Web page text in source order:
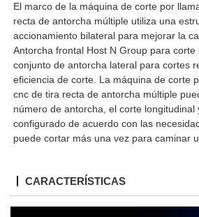
El marco de la máquina de corte por
recta de antorcha múltiple utiliza una
accionamiento bilateral para mejorar la
Antorcha frontal Host N Group para corte
conjunto de antorcha lateral para cortes
eficiencia de corte. La máquina de corte
cnc de tira recta de antorcha múltiple
número de antorcha, el corte longitudinal
configurado de acuerdo con las
puede cortar más una vez para caminar
CARACTERÍSTICAS